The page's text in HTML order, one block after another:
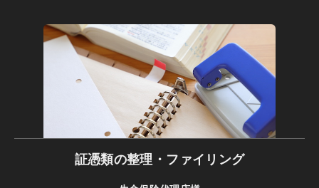
証憑類の整理・ファイリング